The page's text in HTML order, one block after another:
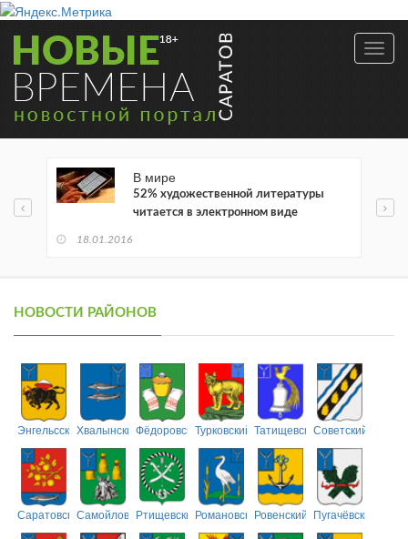
В мире
52% художественной литературы
читается в электронном виде
18.01.2016
НОВОСТИ РАЙОНОВ
ЭнгельсскийХвалынскийФёдоровскийТурковский ТатищевскийСоветский
СаратовскийСамойловскийРтищевскийРомановскийРовенский Пугачёвский